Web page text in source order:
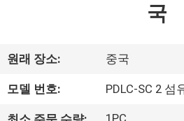
우
리
에
국
원래 장소: 중국
모델 번호: PDLC-SC 2 섬